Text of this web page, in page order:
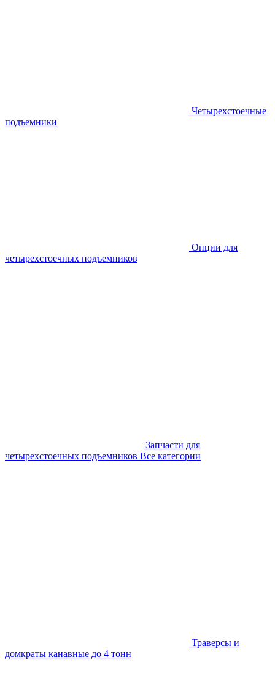
Четырехстоечные
подъемники
Опции для
четырехстоечных подъемников
Запчасти для
четырехстоечных подъемников Все категории
Траверсы и
домкраты канавные до 4 тонн